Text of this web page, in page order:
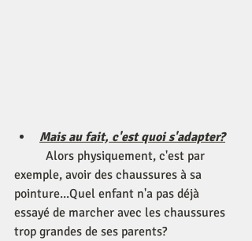
Mais au fait, c'est quoi s'adapter?
exemple, avoir des chaussures à sa
pointure...Quel enfant n'a pas déjà
essayé de marcher avec les chaussures
trop grandes de ses parents?